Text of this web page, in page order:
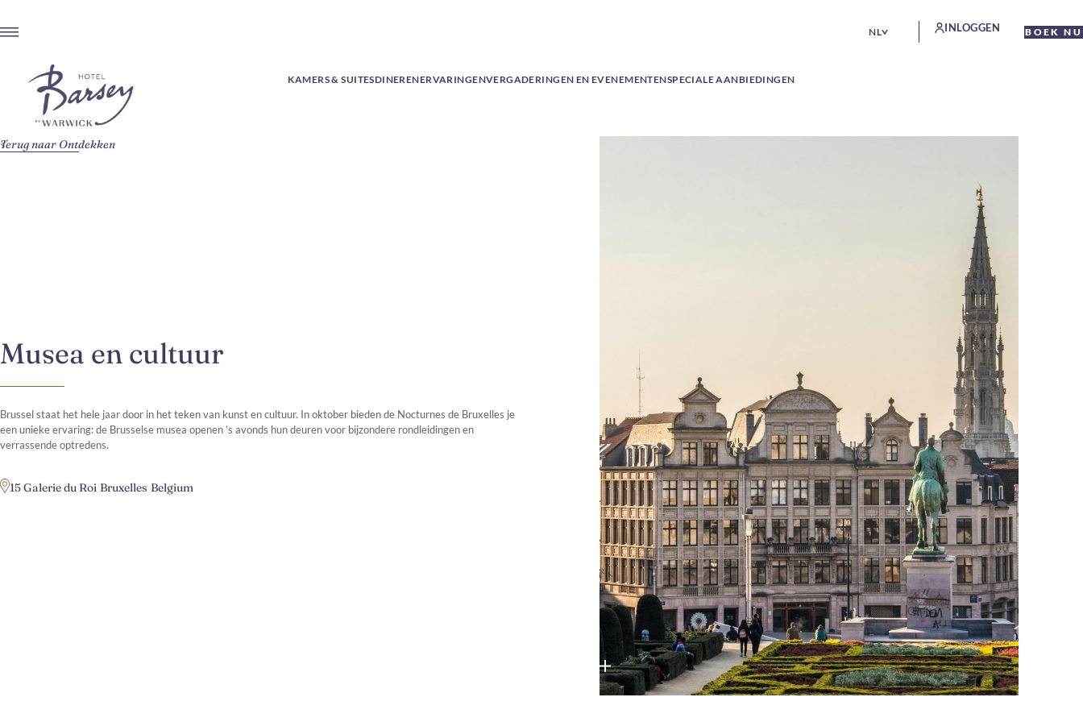
NL INLOGGEN BOEK NU
KAMERS & SUITESDINERENERVARINGENVERGADERINGEN EN EVENEMENTENSPECIALE AANBIEDINGEN
Musea en cultuur
Brussel staat het hele jaar door in het teken van kunst en cultuur. In oktober bieden de Nocturnes de Bruxelles je
een unieke ervaring: de Brusselse musea openen ’s avonds hun deuren voor bijzondere rondleidingen en
verrassende optredens.
15 Galerie du Roi Bruxelles Belgium
Terug naar Ontdekken